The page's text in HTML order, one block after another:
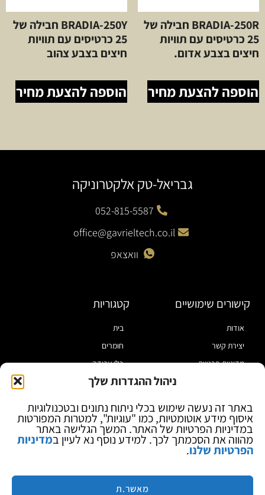
ניהול ההגדרות שלך
באתר זה נעשה שימוש בכלי ניתוח נתונים ובטכנולוגיות
איסוף מידע אוטומטיות, כמו "עוגיות", למטרות המפורטות
במדיניות הפרטיות של האתר. המשך הגלישה באתר
מהווה את הסכמתך לכך. למידע נוסף נא לעיין במדיניות
הפרטיות שלנו.
מאשר.ת
BRADIA-250R חבילה של
25 כרטיסים עם תוויות
חיצים בצבע אדום.
הוספה להצעת מחיר
BRADIA-250Y חבילה של
25 כרטיסים עם תוויות
חיצים בצבע צהוב
הוספה להצעת מחיר
גבריאל-טק אלקטרוניקה
052-815-5587
office@gavrieltech.co.il
וואצאפ
קישורים שימושיים
אודות
יצירת קשר
מדיניות פרטיות
בלוג
קטגוריות
בית
חומרים
כלי עבודה
מוצרי הלחמה
ספקי כח ומודדים
ציוד אופטי להגדלה
מותגים